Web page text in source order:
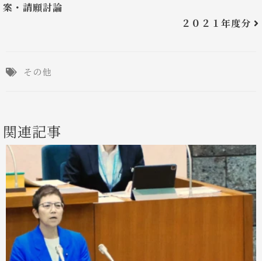
案・請願討論
２０２１年度分
その他
関連記事